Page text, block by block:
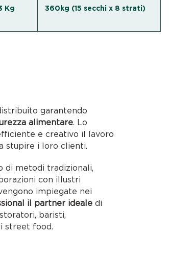
Kg 360kg (15 secchi x 8 strati)
garantendo
alimentare. Lo
e creativo il lavoro
stupire i loro clienti.
di metodi tradizionali,
con illustri
impiegate nei
il partner ideale di
baristi,
street food.